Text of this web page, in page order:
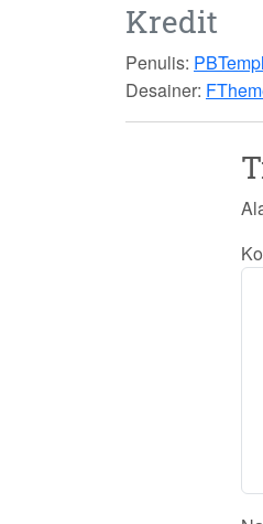
Kredit
Penulis:
Desainer: